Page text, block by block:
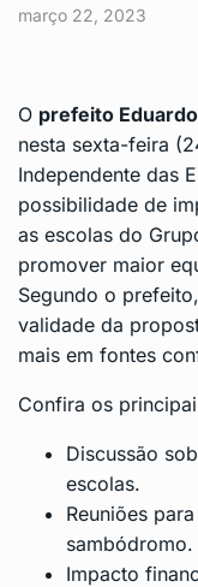
março 22, 2023
O prefeito
nesta sexta-feira
Independente das
possibilidade de
as escolas do
promover maior
Segundo o
validade da
mais em fontes
Confira os
Discussão
escolas.
Reuniões
sambódromo.
Impacto